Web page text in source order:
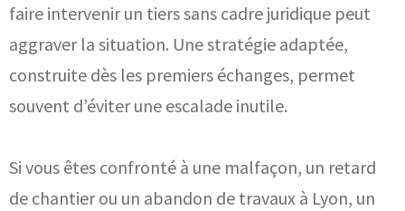
faire intervenir un tiers sans cadre juridique peut
aggraver la situation. Une stratégie adaptée,
construite dès les premiers échanges, permet
souvent d’éviter une escalade inutile.
Si vous êtes confronté à une malfaçon, un retard
de chantier ou un abandon de travaux à Lyon, un